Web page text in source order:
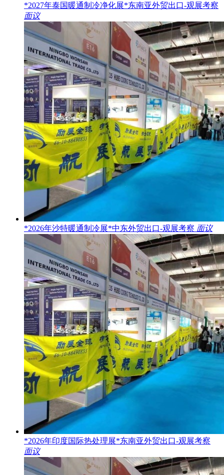
*2027年泰国暖通制冷净化展*东南亚外贸出口-观展考察
面议
*2026年沙特暖通制冷展*中东外贸出口-观展考察 面议
*2026年印度国际热处理展*东南亚外贸出口-观展考察
面议